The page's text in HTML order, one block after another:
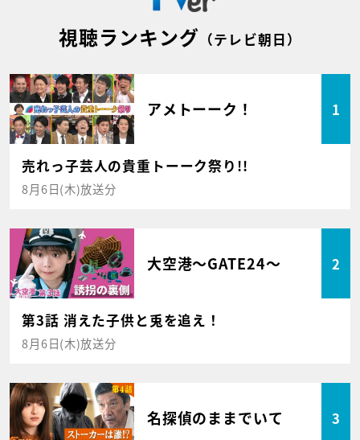
視聴ランキング （テレビ朝日）
アメトーーク！ 1
売れっ子芸人の貴重トーーク祭り!!
8月6日(木)放送分
大空港～GATE24～ 2
第3話 消えた子供と兎を追え！
8月6日(木)放送分
名探偵のままでいて 3